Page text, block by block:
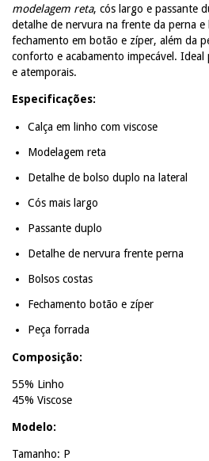
modelagem reta, cós largo e passante
detalhe de nervura na frente da perna e
fechamento em botão e zíper, além da
conforto e acabamento impecável. Ideal
e atemporais.
Especificações:
Calça em linho com viscose
Modelagem reta
Detalhe de bolso duplo na lateral
Cós mais largo
Passante duplo
Detalhe de nervura frente perna
Bolsos costas
Fechamento botão e zíper
Peça forrada
Composição:
55% Linho
45% Viscose
Modelo:
Tamanho: P